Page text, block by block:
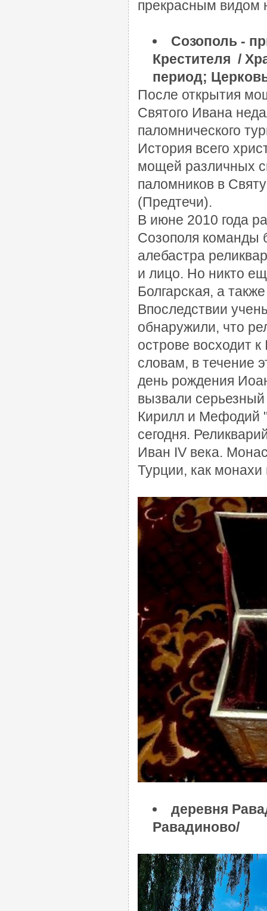
прекрасным видом
Созополь -
Крестителя /
период;
После открытия
Святого Ивана
паломнического
История всего
мощей различных
паломников в
(Предтечи).
В июне 2010 года
Созополя команды
алебастра
и лицо. Но никто
Болгарская, а
Впоследствии
обнаружили, что
острове восходит к
словам, в течение
день рождения
вызвали
Кирилл и Мефодий
сегодня.
Иван IV века.
Турции, как монахи
деревня
Равадиново/